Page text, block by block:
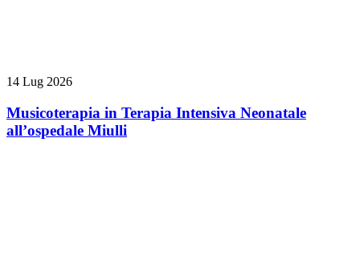
14 Lug 2026
Musicoterapia in Terapia Intensiva Neonatale
all’ospedale Miulli